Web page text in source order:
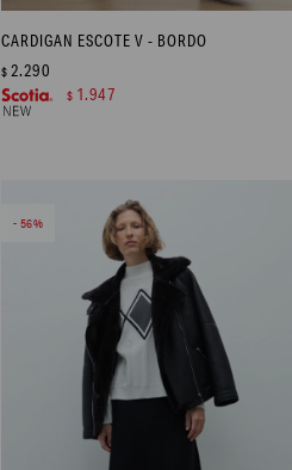
CARDIGAN ESCOTE V - BORDO
$ 2.290
$ 1.947
56